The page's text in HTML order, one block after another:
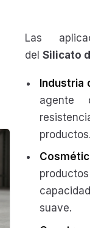
Las
del Silicato
Industria
agente
productos.
suave.